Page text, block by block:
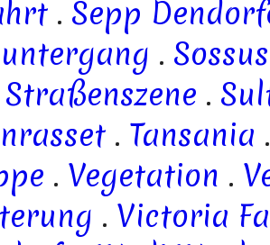
. Sepp
.
Straßenszene .
. Tansania
. Vegetation .
. Victoria